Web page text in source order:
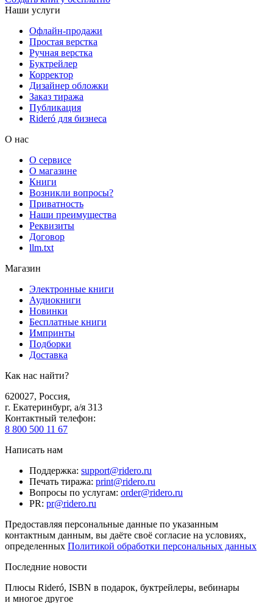
Наши услуги
Офлайн-продажи
Простая верстка
Ручная верстка
Буктрейлер
Корректор
Дизайнер обложки
Заказ тиража
Публикация
Rideró для бизнеса
О нас
О сервисе
О магазине
Книги
Возникли вопросы?
Приватность
Наши преимущества
Реквизиты
Договор
llm.txt
Магазин
Электронные книги
Аудиокниги
Новинки
Бесплатные книги
Импринты
Подборки
Доставка
Как нас найти?
620027, Россия,
г. Екатеринбург, а/я 313
Контактный телефон:
8 800 500 11 67
Написать нам
Поддержка: support@ridero.ru
Печать тиража: print@ridero.ru
Вопросы по услугам: order@ridero.ru
PR: pr@ridero.ru
Предоставляя персональные данные по указанным
контактным данным, вы даёте своё согласие на условиях,
определенных Политикой обработки персональных данных
Последние новости
Плюсы Rideró, ISBN в подарок, буктрейлеры, вебинары
и многое другое